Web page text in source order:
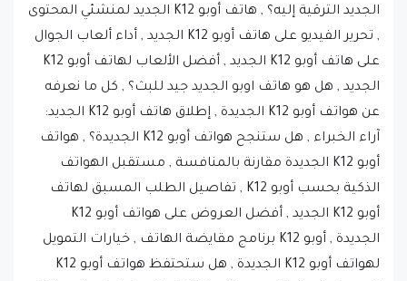
الجديد الترقية إليه؟ , هاتف أوبو K12 الجديد لمنشئي المحتوى
, تحرير الفيديو على هاتف أوبو K12 الجديد , أداء ألعاب الجوال
على هاتف أوبو K12 الجديد , أفضل الألعاب لهاتف أوبو K12
الجديد , هل هو هاتف اوبو الجديد جيد للبث؟ , كل ما نعرفه
عن هواتف أوبو K12 الجديدة , إطلاق هاتف أوبو K12 الجديد:
آراء الخبراء , هل ستنجح هواتف أوبو K12 الجديدة؟ , هواتف
أوبو K12 الجديدة مقارنة بالمنافسة , مستقبل الهواتف
الذكية بحسب أوبو K12 , تفاصيل الطلب المسبق لهاتف
أوبو K12 الجديد , أفضل العروض على هواتف أوبو K12
الجديدة , أوبو K12 برنامج مقايضة الهاتف , خيارات التمويل
لهواتف أوبو K12 الجديدة , هل ستحتفظ هواتف أوبو K12